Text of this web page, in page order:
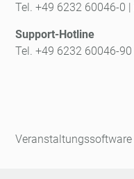
Tel. +49 6232 60046-0 |
Support-Hotline
Tel. +49 6232 60046-90
Veranstaltungssoftware